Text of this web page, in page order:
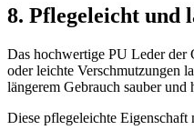
8. Pflegeleicht und
Das hochwertige PU Leder der
oder leichte Verschmutzungen
längerem Gebrauch sauber und
Diese pflegeleichte